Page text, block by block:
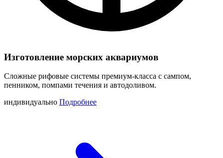
Изготовление морских аквариумов
Сложные рифовые системы премиум-класса с сампом,
пенником, помпами течения и автодоливом.
индивидуально Подробнее